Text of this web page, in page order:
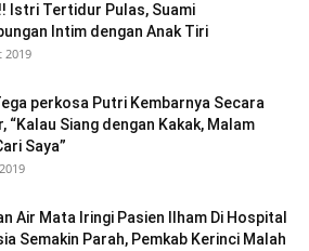
Istri Tertidur Pulas, Suami
Intim dengan Anak Tiri
2019
perkosa Putri Kembarnya Secara
“Kalau Siang dengan Kakak, Malam
Saya”
Air Mata Iringi Pasien Ilham Di Hospital
Semakin Parah, Pemkab Kerinci Malah